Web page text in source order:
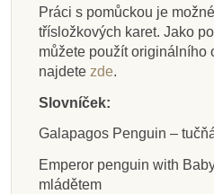
Zobrazit detail
Přidat do košíku
Přidat do košíku
Přidat do košíku
Práci s pomůckou je
třísložkových karet. Jako
můžete použít originálního
najdete zde.
Slovníček:
Galapagos Penguin –
Emperor penguin with
mládětem